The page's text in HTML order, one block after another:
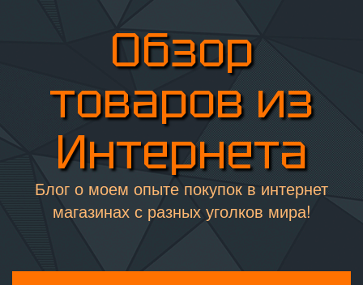
Обзор
товаров из
Интернета
Блог о моем опыте покупок в интернет
магазинах с разных уголков мира!